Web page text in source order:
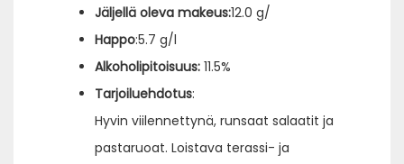
Jäljella oleva makeus:12.0 g/
Happo:5.7 g/l
Alkoholipitoisuus: 11.5%
Tarjoiluehdotus:
Hyvin viilennettynä, runsaat salaatit ja
pastaruoat. Loistava terassi- ja